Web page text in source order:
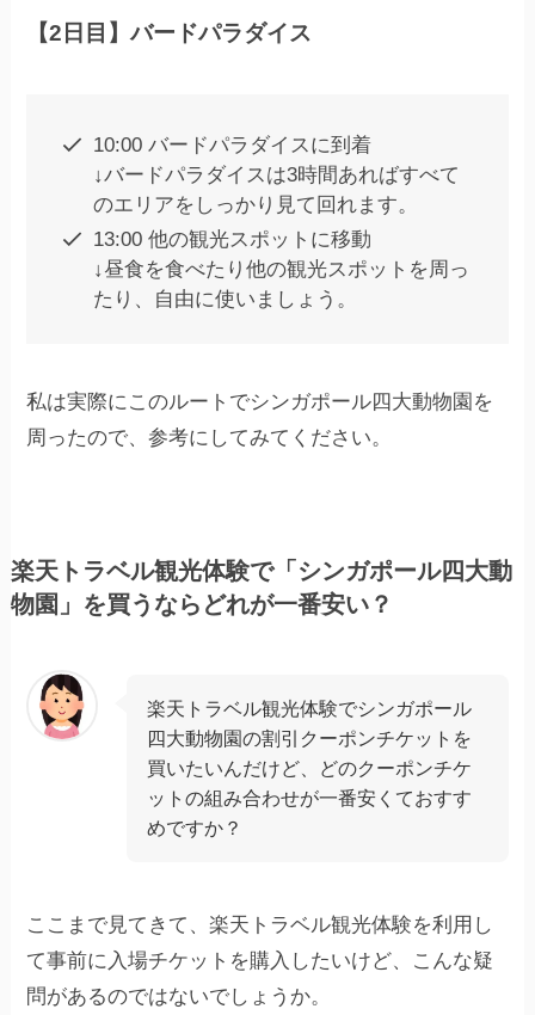
【2日目】バードパラダイス
10:00 バードパラダイスに到着
↓バードパラダイスは3時間あればすべて
のエリアをしっかり見て回れます。
13:00 他の観光スポットに移動
↓昼食を食べたり他の観光スポットを周っ
たり、自由に使いましょう。
私は実際にこのルートでシンガポール四大動物園を
周ったので、参考にしてみてください。
楽天トラベル観光体験で「シンガポール四大動
物園」を買うならどれが一番安い？
楽天トラベル観光体験でシンガポール
四大動物園の割引クーポンチケットを
買いたいんだけど、どのクーポンチケ
ットの組み合わせが一番安くておすす
めですか？
ここまで見てきて、楽天トラベル観光体験を利用し
て事前に入場チケットを購入したいけど、こんな疑
問があるのではないでしょうか。